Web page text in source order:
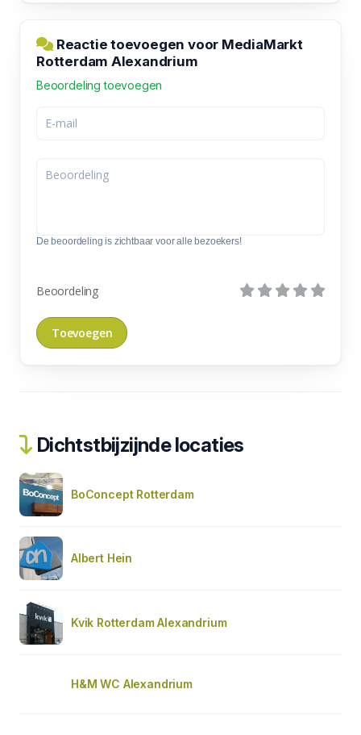
Reactie toevoegen voor MediaMarkt
Rotterdam Alexandrium
Beoordeling toevoegen
De beoordeling is zichtbaar voor alle bezoekers!
Beoordeling
Dichtstbijzijnde locaties
BoConcept Rotterdam
Albert Hein
Kvik Rotterdam Alexandrium
H&M WC Alexandrium